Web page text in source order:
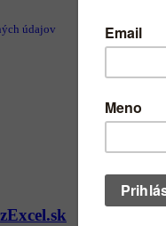
údajov Všeobecné